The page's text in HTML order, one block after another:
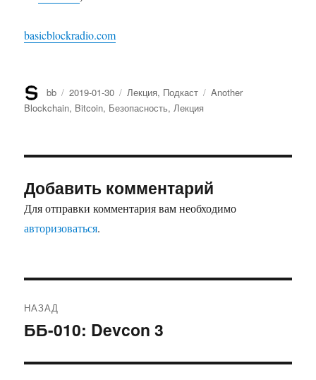
basicblockradio.com
Автор
bb Опубликовано
2019-01-30 Рубрики
Лекция, Подкаст Метки
Another
Blockchain, Bitcoin, Безопасность,Лекция
Добавить комментарий
Для отправки комментария вам необходимо
авторизоваться.
по
НАЗАД
Предыдущая
ББ-010: Devcon 3